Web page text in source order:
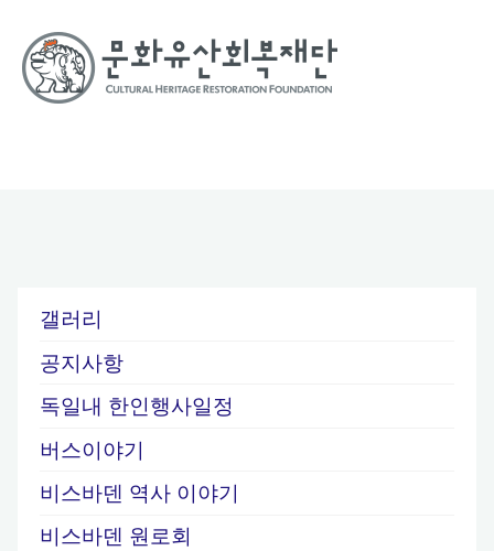
갤러리
공지사항
독일내 한인행사일정
버스이야기
비스바덴 역사 이야기
비스바덴 원로회